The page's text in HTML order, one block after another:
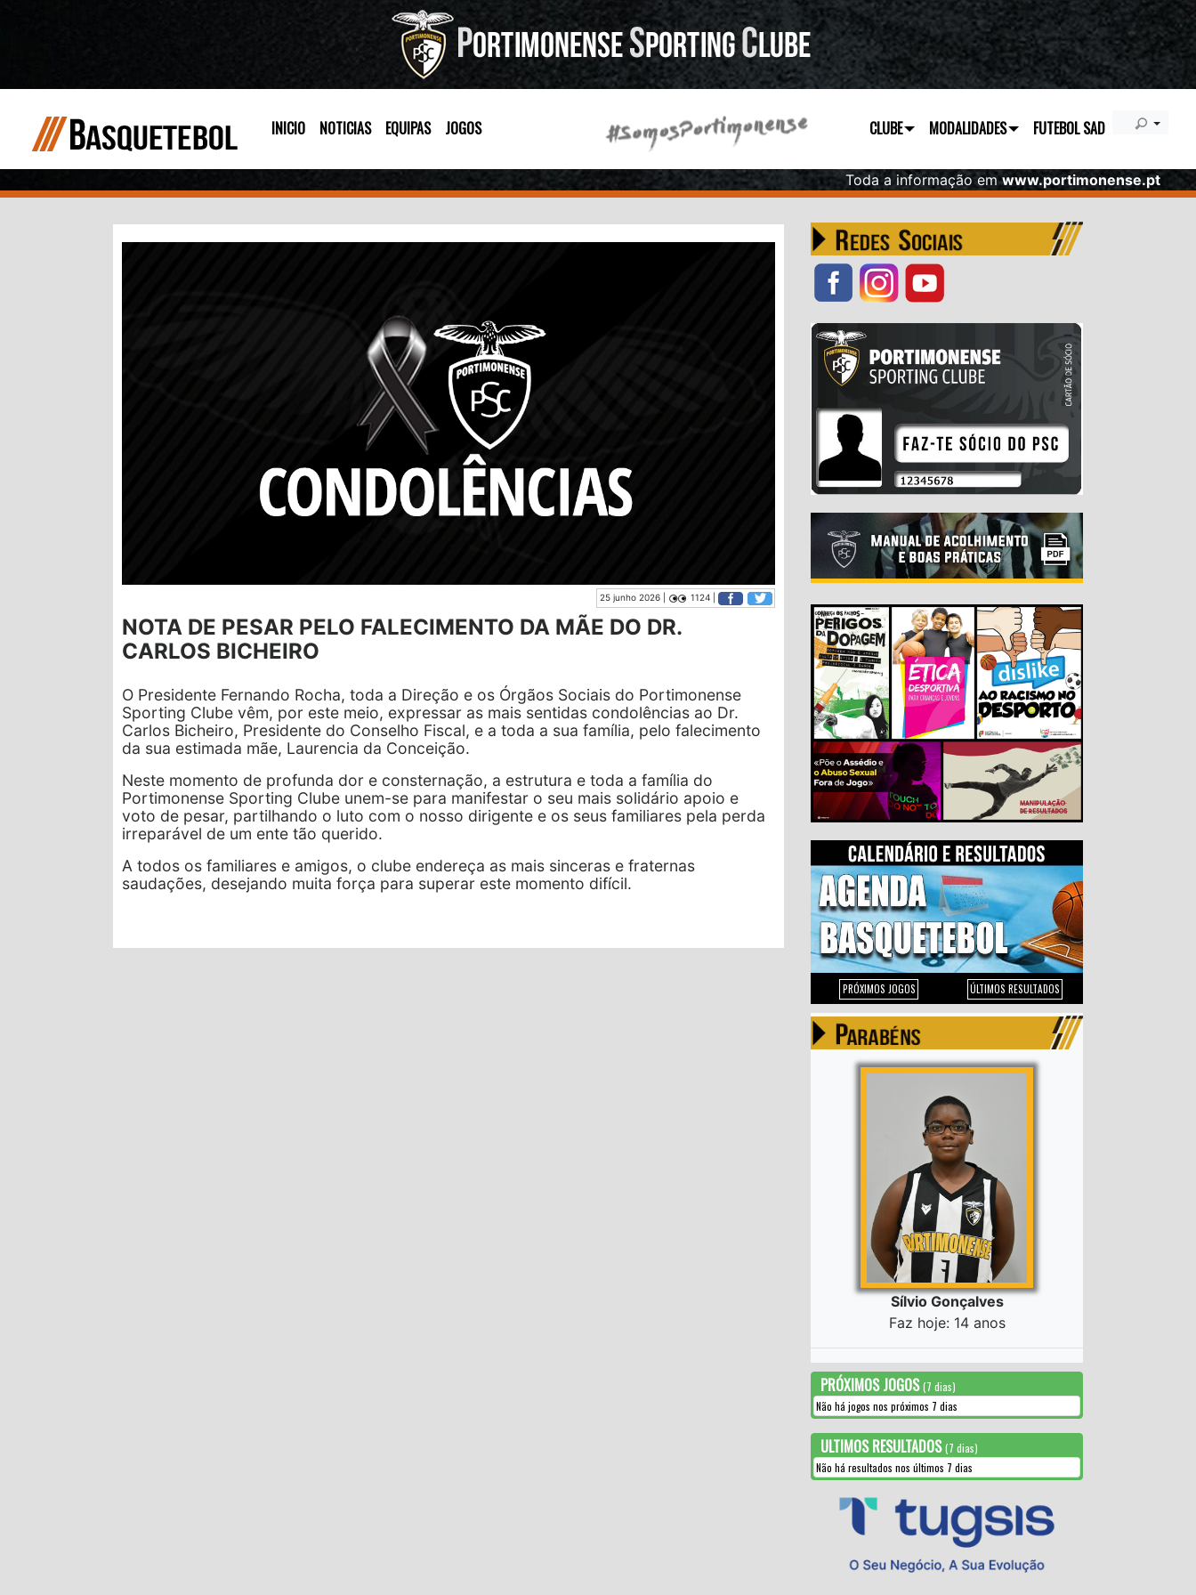
INICIO NOTICIAS EQUIPAS JOGOS CLUBE MODALIDADES FUTEBOL SAD
Toda a informação emwww.portimonense.pt
25 junho 2026 | 1124 |
NOTA DE PESAR PELO FALECIMENTO DA MÃE DO DR.
CARLOS BICHEIRO
O Presidente Fernando Rocha, toda a Direção e os Órgãos Sociais do Portimonense
Sporting Clube vêm, por este meio, expressar as mais sentidas condolências ao Dr.
Carlos Bicheiro, Presidente do Conselho Fiscal, e a toda a sua família, pelo falecimento
da sua estimada mãe, Laurencia da Conceição.
Neste momento de profunda dor e consternação, a estrutura e toda a família do
Portimonense Sporting Clube unem-se para manifestar o seu mais solidário apoio e
voto de pesar, partilhando o luto com o nosso dirigente e os seus familiares pela perda
irreparável de um ente tão querido.
A todos os familiares e amigos, o clube endereça as mais sinceras e fraternas
saudações, desejando muita força para superar este momento difícil.
PRÓXIMOS JOGOS ÚLTIMOS RESULTADOS
Sílvio Gonçalves
Faz hoje: 14 anos
PRÓXIMOS JOGOS(7 dias)
Não há jogos nos próximos 7 dias
ULTIMOS RESULTADOS(7 dias)
Não há resultados nos últimos 7 dias